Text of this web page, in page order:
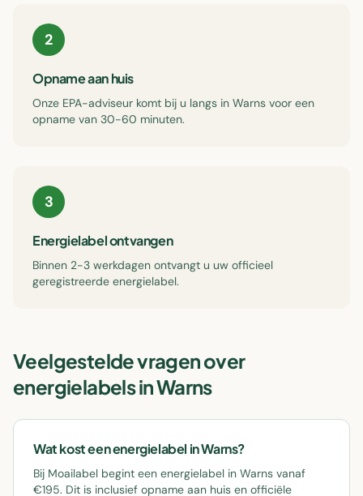
2
Opname aan huis
Onze EPA-adviseur komt bij u langs in Warns voor een
opname van 30-60 minuten.
3
Energielabel ontvangen
Binnen 2-3 werkdagen ontvangt u uw officieel
geregistreerde energielabel.
Veelgestelde vragen over
energielabels inWarns
Wat kost een energielabel in Warns?
Bij Moailabel begint een energielabel in Warns vanaf
€195. Dit is inclusief opname aan huis en officiële